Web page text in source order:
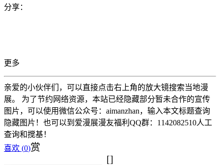
分享：
更多
亲爱的小伙伴们，可以直接点击右上角的放大镜搜索当地漫
展。 为了节约网络资源，本站已经隐藏部分暂未合作的宣传
图片，可以使用微信公众号：aimanzhan，输入本文标题查询
隐藏图片！也可以到爱漫展漫友福利QQ群：1142082510人工
查询和搅基！
喜欢 (0)赏
[]